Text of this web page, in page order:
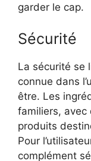
garder le cap.
Sécurité
La sécurité se
connue dans
être. Les
familiers, avec
produits
Pour
complément